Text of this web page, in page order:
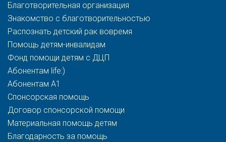
Благотворительная организация
Знакомство с благотворительностью
Распознать детский рак вовремя
Помощь детям-инвалидам
Фонд помощи детям с ДЦП
Абонентам life:)
Абонентам A1
Спонсорская помощь
Договор спонсорской помощи
Материальная помощь детям
Благодарность за помощь